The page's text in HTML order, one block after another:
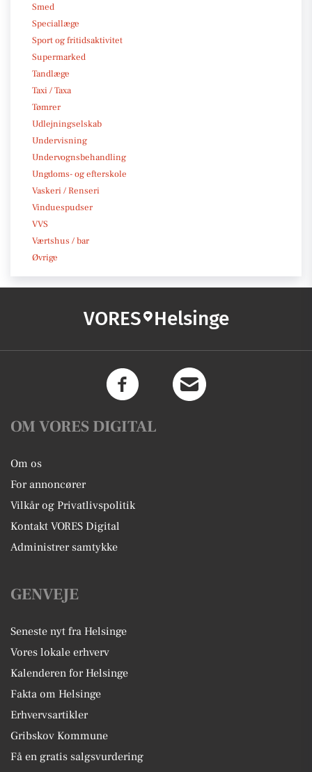
Smed
Speciallæge
Sport og fritidsaktivitet
Supermarked
Tandlæge
Taxi / Taxa
Tømrer
Udlejningselskab
Undervisning
Undervognsbehandling
Ungdoms- og efterskole
Vaskeri / Renseri
Vinduespudser
VVS
Værtshus / bar
Øvrige
VORES Helsinge
OM VORES DIGITAL
Om os
For annoncører
Vilkår og Privatlivspolitik
Kontakt VORES Digital
Administrer samtykke
GENVEJE
Seneste nyt fra Helsinge
Vores lokale erhverv
Kalenderen for Helsinge
Fakta om Helsinge
Erhvervsartikler
Gribskov Kommune
Få en gratis salgsvurdering